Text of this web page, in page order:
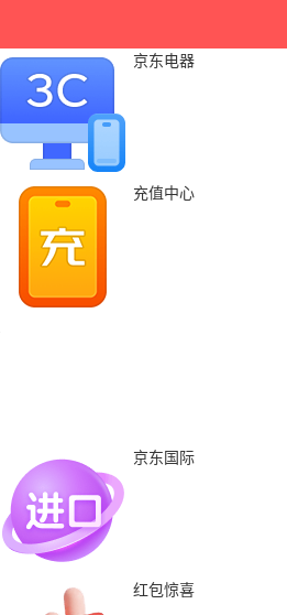
京东电器
充值中心
京东国际
红包惊喜